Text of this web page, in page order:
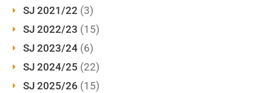
SJ 2021/22 (3)
SJ 2022/23 (15)
SJ 2023/24 (6)
SJ 2024/25 (22)
SJ 2025/26 (15)